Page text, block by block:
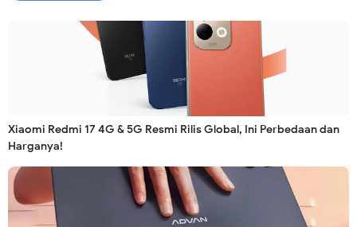
Xiaomi Redmi 17 4G & 5G Resmi Rilis Global, Ini Perbedaan dan
Harganya!